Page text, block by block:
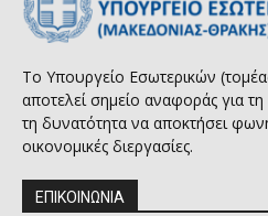
Το Υπουργείο Εσωτερικών
αποτελεί σημείο αναφοράς για
τη δυνατότητα να αποκτήσει
οικονομικές διεργασίες.
ΕΠΙΚΟΙΝΩΝΙΑ